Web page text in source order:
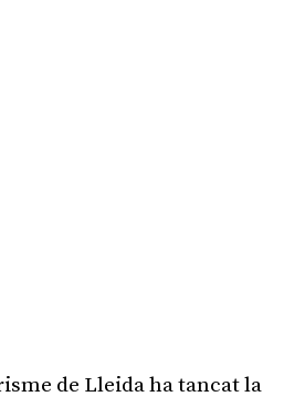
de Lleida ha tancat la